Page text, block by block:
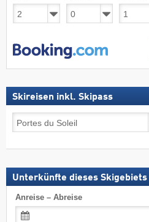
Skireisen inkl. Skipass
Skireisen
inkl.
Unterkünfte dieses Skigebiets
Anreise – Abreise